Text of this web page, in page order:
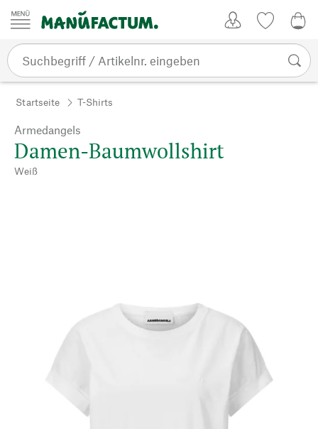
Zum Inhalt springen
Startseite T-Shirts
Armedangels
Damen-Baumwollshirt
Weiß